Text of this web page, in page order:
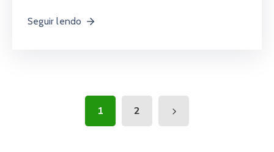
Seguir lendo
1 2